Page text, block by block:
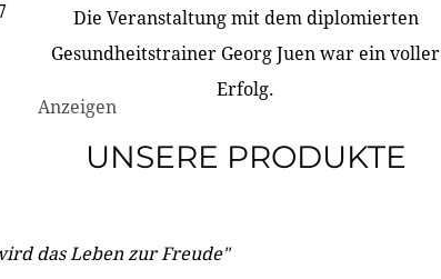
Die Veranstaltung mit dem diplomierten
Gesundheitstrainer Georg Juen war ein voller
Erfolg.
Anzeigen
UNSERE PRODUKTE
das Leben zur Freude"